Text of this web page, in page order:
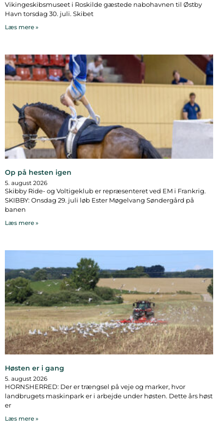
Vikingeskibsmuseet i Roskilde gæstede nabohavnen til Østby
Havn torsdag 30. juli. Skibet
Læs mere »
Op på hesten igen
5. august 2026
Skibby Ride- og Voltigeklub er repræsenteret ved EM i Frankrig.
SKIBBY: Onsdag 29. juli løb Ester Møgelvang Søndergård på
banen
Læs mere »
Høsten er i gang
5. august 2026
HORNSHERRED: Der er trængsel på veje og marker, hvor
landbrugets maskinpark er i arbejde under høsten. Dette års høst
er
Læs mere »